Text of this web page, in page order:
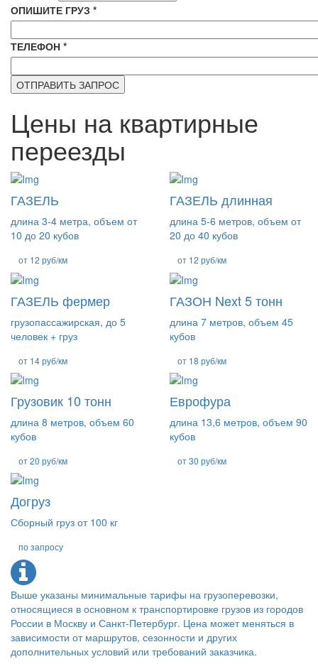
ОПИШИТЕ ГРУЗ *
ТЕЛЕФОН *
Цены на квартирные
переезды
ГАЗЕЛЬ
длина 3-4 метра, объем от
10 до 20 кубов
от 12 руб/км
ГАЗЕЛЬ длинная
длина 5-6 метров, объем от
20 до 40 кубов
от 12 руб/км
ГАЗЕЛЬ фермер
грузопассажирская, до 5
человек + груз
от 14 руб/км
ГАЗОН Next 5 тонн
длина 7 метров, объем 45
кубов
от 18 руб/км
Грузовик 10 тонн
длина 8 метров, объем 60
кубов
от 20 руб/км
Еврофура
длина 13,6 метров, объем 90
кубов
от 30 руб/км
Догруз
Сборный груз от 100 кг
по запросу
Выше указаны минимальные тарифы на грузоперевозки,
относящиеся в основном к транспортировке грузов из городов
России в Москву и Санкт-Петербург. Цена может меняться в
зависимости от маршрутов, сезонности и других
дополнительных условий или требований заказчика.